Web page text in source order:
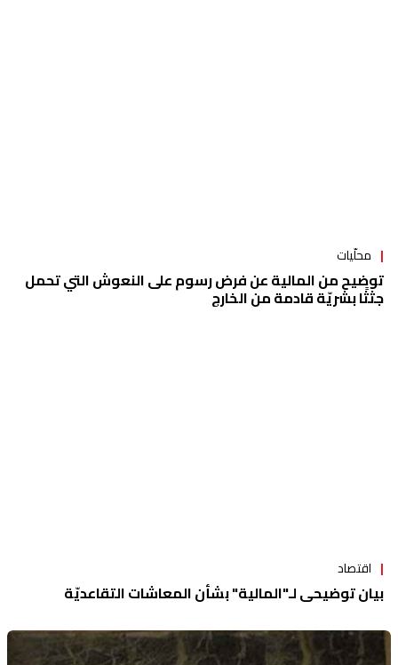
محلّيات
توضيح من المالية عن فرض رسوم على النعوش التي تحمل
جثثًا بشريّة قادمة من الخارج
اقتصاد
بيان توضيحي لـ"المالية" بشأن المعاشات التقاعديّة